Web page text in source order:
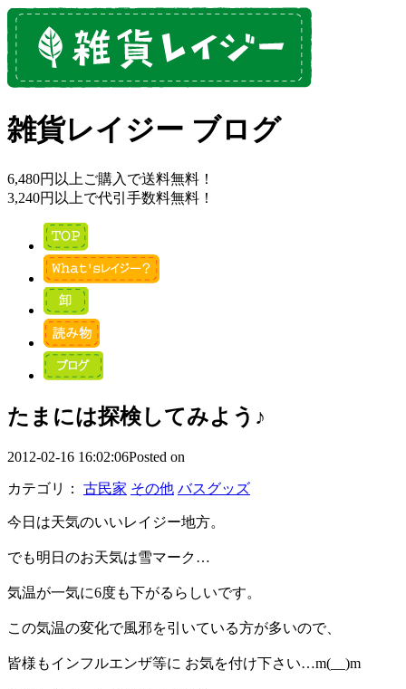
雑貨レイジー ブログ
6,480円以上ご購入で送料無料！
3,240円以上で代引手数料無料！
たまには探検してみよう♪
2012-02-16 16:02:06Posted on
カテゴリ： 古民家 その他 バスグッズ
今日は天気のいいレイジー地方。
でも明日のお天気は雪マーク…
気温が一気に6度も下がるらしいです。
この気温の変化で風邪を引いている方が多いので、
皆様もインフルエンザ等に お気を付け下さい…m(__)m